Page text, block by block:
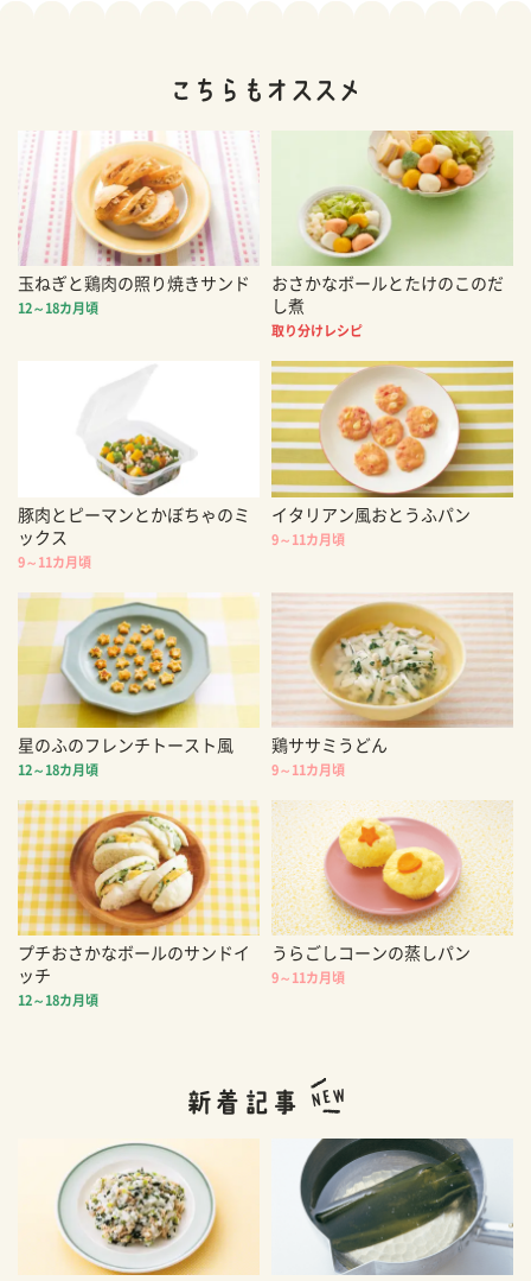
玉ねぎと鶏肉の照り焼きサンド
12～18カ月頃
おさかなボールとたけのこのだ
し煮
取り分けレシピ
豚肉とピーマンとかぼちゃのミ
ックス
9～11カ月頃
イタリアン風おとうふパン
9～11カ月頃
星のふのフレンチトースト風
12～18カ月頃
鶏ササミうどん
9～11カ月頃
プチおさかなボールのサンドイ
ッチ
12～18カ月頃
うらごしコーンの蒸しパン
9～11カ月頃